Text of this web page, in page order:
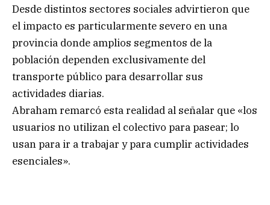
Desde distintos sectores sociales advirtieron que
el impacto es particularmente severo en una
provincia donde amplios segmentos de la
población dependen exclusivamente del
transporte público para desarrollar sus
actividades diarias.
Abraham remarcó esta realidad al señalar que «los
usuarios no utilizan el colectivo para pasear; lo
usan para ir a trabajar y para cumplir actividades
esenciales».